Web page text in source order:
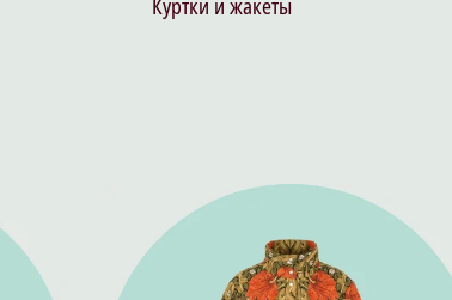
Куртки и жакеты